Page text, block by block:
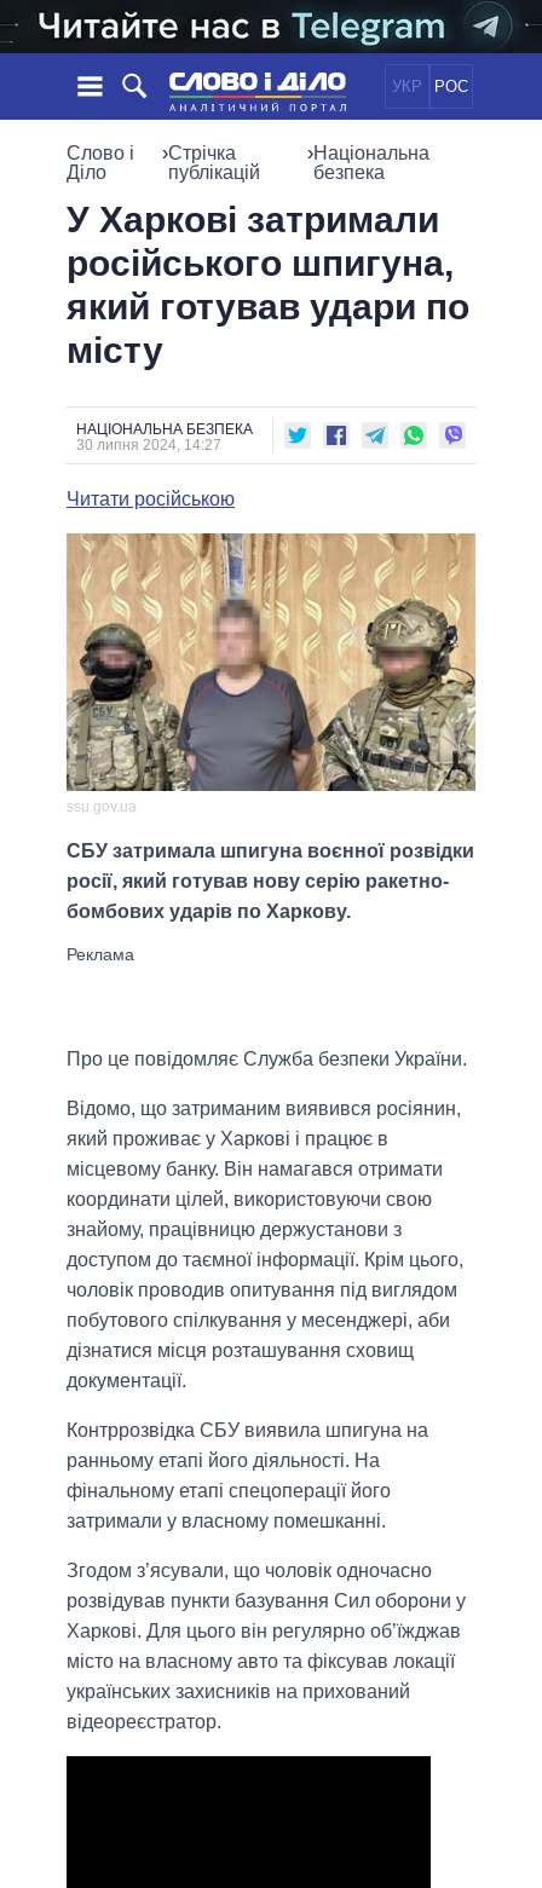
УКР РОС
НОВИНИ
СТРІЧКА
СТАТТІ
ДУМКИ
ОГЛЯДИ
ЕКОНОМІКА
СУСПІЛЬСТВО
СВІТ
ОБIЦЯНКИ
ПОЛIТИКИ
УСІ ПОЛІТИКИ
ПРЕЗИДЕНТ І ОФІС
КАБІНЕТ МІНІСТРІВ
ГОЛОВИ ОБЛАДМІНІСТРАЦІЙ
МЕРИ МІСТ
ІНФОГРАФІКА
ПІДТРИМАТИ
ПОРІВНЯННЯ ПОЛІТИКІВ
Слово і
Діло
›Стрічка
публікацій
›Національна
безпека
У Харкові затримали
російського шпигуна,
який готував удари по
місту
НАЦІОНАЛЬНА БЕЗПЕКА
30 липня 2024, 14:27
Читати російською
ssu.gov.ua
СБУ затримала шпигуна воєнної розвідки
росії, який готував нову серію ракетно-
бомбових ударів по Харкову.
Про це повідомляє Служба безпеки України.
Відомо, що затриманим виявився росіянин,
який проживає у Харкові і працює в
місцевому банку. Він намагався отримати
координати цілей, використовуючи свою
знайому, працівницю держустанови з
доступом до таємної інформації. Крім цього,
чоловік проводив опитування під виглядом
побутового спілкування у месенджері, аби
дізнатися місця розташування сховищ
документації.
Контррозвідка СБУ виявила шпигуна на
ранньому етапі його діяльності. На
фінальному етапі спецоперації його
затримали у власному помешканні.
Згодом з’ясували, що чоловік одночасно
розвідував пункти базування Сил оборони у
Харкові. Для цього він регулярно об’їжджав
місто на власному авто та фіксував локації
українських захисників на прихований
відеореєстратор.